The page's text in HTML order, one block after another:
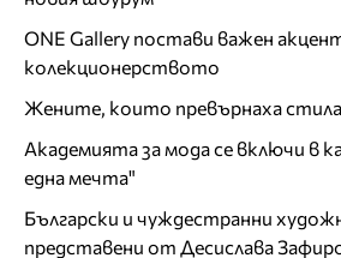
ONE Gallery постави важен
колекционерството
Жените, които превърнаха
Академията за мода се включи в
една мечта"
Български и чуждестранни
представени от Десислава